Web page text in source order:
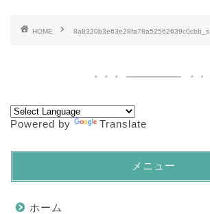
HOME 8a8320b3e63e28fa78a52562639c0cbb_s
Powered by Translate
メニュー
ホーム